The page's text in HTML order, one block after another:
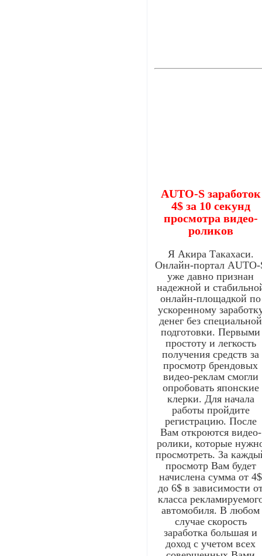
AUTO-S заработок
4$ за 10 секунд
просмотра видео-
роликов
Я Акира Такахаси.
Онлайн-портал AUTO-
уже давно признан
надежной и
онлайн-площадкой по
ускоренному
денег без специальной
подготовки. Первыми
простоту и легкость
получения средств за
просмотр брендовых
видео-реклам смогли
опробовать японские
клерки. Для начала
работы пройдите
регистрацию. После
Вам откроются видео-
ролики, которые
просмотреть. За
просмотр Вам будет
начислена сумма от 4$
до 6$ в зависимости
класса
автомобиля. В любом
случае скорость
заработка большая и
доход с учетом всех